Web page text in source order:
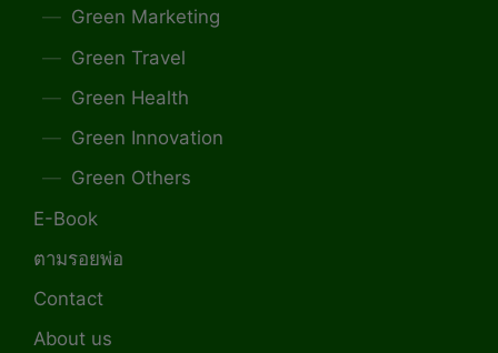
Green Marketing
Green Travel
Green Health
Green Innovation
Green Others
E-Book
ตามรอยพ่อ
Contact
About us